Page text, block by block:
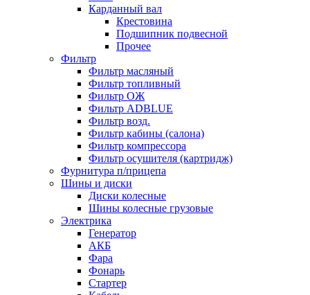
Карданный вал
Крестовина
Подшипник подвесной
Прочее
Фильтр
Фильтр масляный
Фильтр топливный
Фильтр ОЖ
Фильтр ADBLUE
Фильтр возд.
Фильтр кабины (салона)
Фильтр компрессора
Фильтр осушителя (картридж)
Фурнитура п/прицепа
Шины и диски
Диски колесные
Шины колесные грузовые
Электрика
Генератор
АКБ
Фара
Фонарь
Стартер